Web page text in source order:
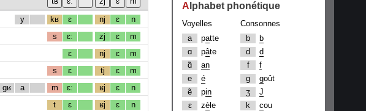
y kʁ ɛ nj ɛ n
s ɛː zj ɛ m
ɛ nj ɛ m
s ɛ tj ɛ m
gʁ a m ɛː ʁj ɛ n
t ɛ ʁj ɛ n
A lphabet phonétique
Voyelles
a
patte
ɑ
pâte
ɑ̃
an
e
é
ẽ
pin
ɛ
zè le
Consonnes
b
b
d
d
f
f
g
goût
ʒ
J
k
cou